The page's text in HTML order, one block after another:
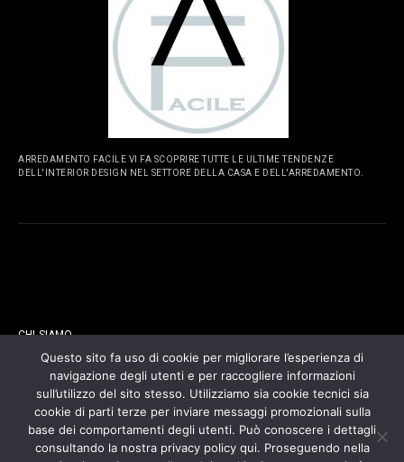
ARREDAMENTO FACILE VI FA SCOPRIRE TUTTE LE ULTIME TENDENZE
DELL'INTERIOR DESIGN NEL SETTORE DELLA CASA E DELL'ARREDAMENTO.
CHI SIAMO
CONTATTI
COOKIES POLICY
Questo sito fa uso di cookie per migliorare l’esperienza di
navigazione degli utenti e per raccogliere informazioni
sull’utilizzo del sito stesso. Utilizziamo sia cookie tecnici sia
cookie di parti terze per inviare messaggi promozionali sulla
base dei comportamenti degli utenti. Può conoscere i dettagli
consultando la nostra privacy policy qui. Proseguendo nella